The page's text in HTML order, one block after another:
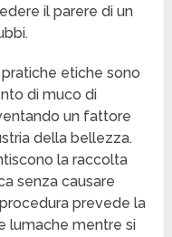
il parere di un
etiche sono
di muco di
un fattore
della bellezza.
la raccolta
senza causare
prevede la
lumache mentre si